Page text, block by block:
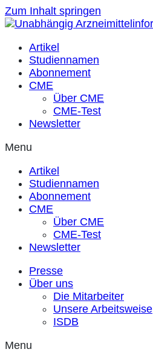
Zum Inhalt springen
Artikel
Studiennamen
Abonnement
CME
Über CME
CME-Test
Newsletter
Menu
Artikel
Studiennamen
Abonnement
CME
Über CME
CME-Test
Newsletter
Presse
Über uns
Die Mitarbeiter
Unsere Arbeitsweise
ISDB
Menu